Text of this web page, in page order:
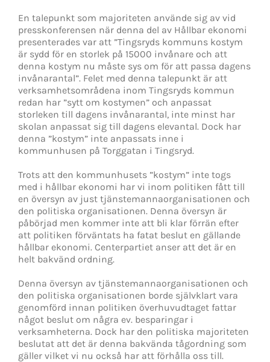
En talepunkt som majoriteten använde sig av vid
presskonferensen när denna del av Hållbar ekonomi
presenterades var att ”Tingsryds kommuns kostym
är sydd för en storlek på 15000 invånare och att
denna kostym nu måste sys om för att passa dagens
invånarantal”. Felet med denna talepunkt är att
verksamhetsområdena inom Tingsryds kommun
redan har ”sytt om kostymen” och anpassat
storleken till dagens invånarantal, inte minst har
skolan anpassat sig till dagens elevantal. Dock har
denna ”kostym” inte anpassats inne i
kommunhusen på Torggatan i Tingsryd.
Trots att den kommunhusets ”kostym” inte togs
med i hållbar ekonomi har vi inom politiken fått till
en översyn av just tjänstemannaorganisationen och
den politiska organisationen. Denna översyn är
påbörjad men kommer inte att bli klar förrän efter
att politiken förväntats ha fatat beslut en gällande
hållbar ekonomi. Centerpartiet anser att det är en
helt bakvänd ordning.
Denna översyn av tjänstemannaorganisationen och
den politiska organisationen borde självklart vara
genomförd innan politiken överhuvudtaget fattar
något beslut om några ev. besparingar i
verksamheterna. Dock har den politiska majoriteten
beslutat att det är denna bakvända tågordning som
gäller vilket vi nu också har att förhålla oss till.